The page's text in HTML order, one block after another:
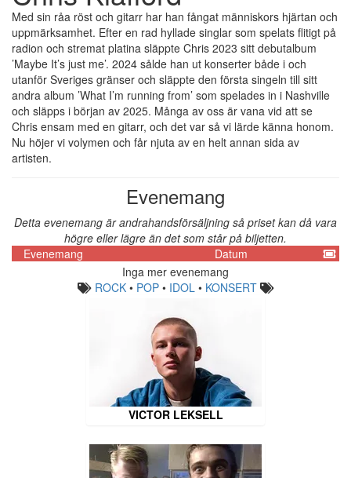
Med sin råa röst och gitarr har han fångat människors hjärtan och
uppmärksamhet. Efter en rad hyllade singlar som spelats flitigt på
radion och stremat platina släppte Chris 2023 sitt debutalbum
’Maybe It’s just me’. 2024 sålde han ut konserter både i och
utanför Sveriges gränser och släppte den första singeln till sitt
andra album ’What I’m running from’ som spelades in i Nashville
och släpps i början av 2025. Många av oss är vana vid att se
Chris ensam med en gitarr, och det var så vi lärde känna honom.
Nu höjer vi volymen och får njuta av en helt annan sida av
artisten.
Evenemang
Detta evenemang är andrahandsförsäljning så priset kan då vara
högre eller lägre än det som står på biljetten.
Evenemang
Datum
Inga mer evenemang
ROCK• POP• IDOL • KONSERT
VICTOR LEKSELL